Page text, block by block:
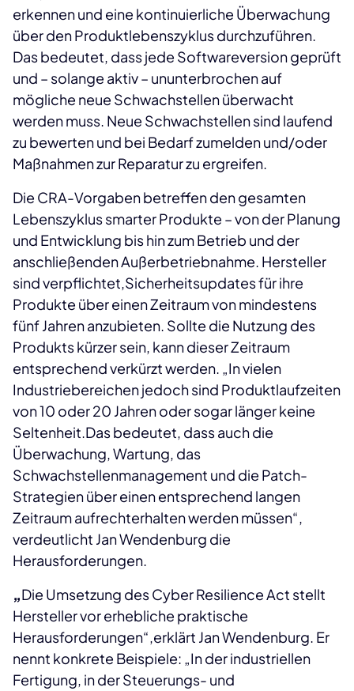
erkennen und eine kontinuierliche Überwachung
über den Produktlebenszyklus durchzuführen.
Das bedeutet, dass jede Softwareversion geprüft
und – solange aktiv – ununterbrochen auf
mögliche neue Schwachstellen überwacht
werden muss. Neue Schwachstellen sind laufend
zu bewerten und bei Bedarf zumelden und/oder
Maßnahmen zur Reparatur zu ergreifen.
Die CRA-Vorgaben betreffen den gesamten
Lebenszyklus smarter Produkte – von der Planung
und Entwicklung bis hin zum Betrieb und der
anschließenden Außerbetriebnahme. Hersteller
sind verpflichtet,Sicherheitsupdates für ihre
Produkte über einen Zeitraum von mindestens
fünf Jahren anzubieten. Sollte die Nutzung des
Produkts kürzer sein, kann dieser Zeitraum
entsprechend verkürzt werden. „In vielen
Industriebereichen jedoch sind Produktlaufzeiten
von 10 oder 20 Jahren oder sogar länger keine
Seltenheit.Das bedeutet, dass auch die
Überwachung, Wartung, das
Schwachstellenmanagement und die Patch-
Strategien über einen entsprechend langen
Zeitraum aufrechterhalten werden müssen“,
verdeutlicht Jan Wendenburg die
Herausforderungen.
„Die Umsetzung des Cyber Resilience Act stellt
Hersteller vor erhebliche praktische
Herausforderungen“,erklärt Jan Wendenburg. Er
nennt konkrete Beispiele: „In der industriellen
Fertigung, in der Steuerungs- und